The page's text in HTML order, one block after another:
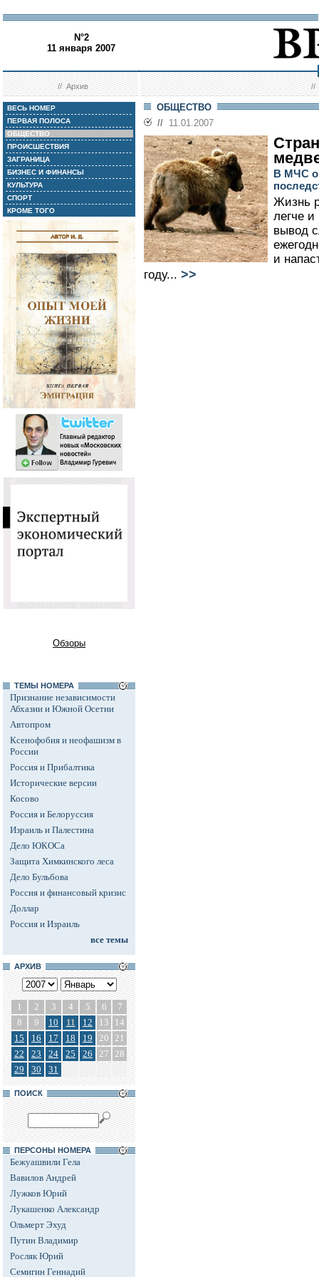
N°2
11 января 2007
//Архив //
ВЕСЬ НОМЕР
ПЕРВАЯ ПОЛОСА
ОБЩЕСТВО
ПРОИСШЕСТВИЯ
ЗАГРАНИЦА
БИЗНЕС И ФИНАНСЫ
КУЛЬТУРА
СПОРТ
КРОМЕ ТОГО
Обзоры
ТЕМЫ НОМЕРА
Признание независимости
Абхазии и Южной Осетии
Автопром
Ксенофобия и неофашизм в
России
Россия и Прибалтика
Исторические версии
Косово
Россия и Белоруссия
Израиль и Палестина
Дело ЮКОСа
Защита Химкинского леса
Дело Бульбова
Россия и финансовый кризис
Доллар
Россия и Израиль
все темы
АРХИВ
1 2 3 4 5 6
7
8
9 10 11 12 13
14
15
16 17 18 19 20 21
22
23 24 25 26 27 28
29
30 31
ПОИСК
ПЕРСОНЫ НОМЕРА
Бежуашвили Гела
Вавилов Андрей
Лужков Юрий
Лукашенко Александр
Ольмерт Эхуд
Путин Владимир
Росляк Юрий
Семигин Геннадий
ОБЩЕСТВО
// 11.01.2007
В МЧС
Жизнь
легче и
вывод
и
году... >>